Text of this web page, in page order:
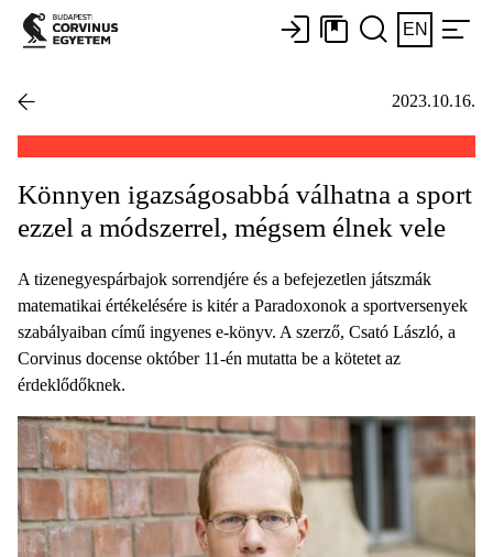
EN
2023.10.16.
Könnyen igazságosabbá válhatna a sport
ezzel a módszerrel, mégsem élnek vele
A tizenegyespárbajok sorrendjére és a befejezetlen játszmák
matematikai értékelésére is kitér a Paradoxonok a sportversenyek
szabályaiban című ingyenes e-könyv. A szerző, Csató László, a
Corvinus docense október 11-én mutatta be a kötetet az
érdeklődőknek.